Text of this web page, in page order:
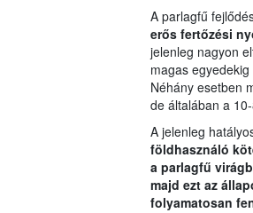
A parlagfű
erős fertőzési
jelenleg nagyon
magas
Néhány esetben
de általában a
A jelenleg
földhasználó
a parlagfű
majd ezt az
folyamatosan